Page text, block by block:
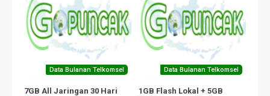
Data Bulanan Telkomsel
7GB All Jaringan 30 Hari
Data Bulanan Telkomsel
1GB Flash Lokal + 5GB